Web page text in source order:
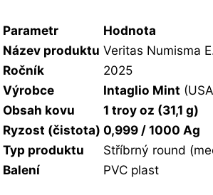
Parametr
Hodnota
Název produktu Veritas Numisma
Ročník
2025
Výrobce
Intaglio Mint
Obsah kovu
1 troy oz (31,1 g)
Ryzost (čistota) 0,999 / 1000 Ag
Typ produktu
Stříbrný round
Balení
PVC plast